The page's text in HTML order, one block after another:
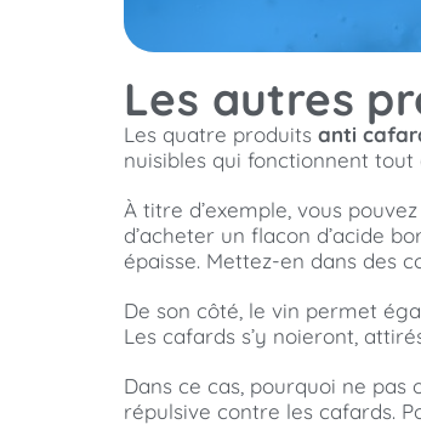
Les autres
Les quatre produits anti
nuisibles qui fonctionnent tout
À titre d’exemple, vous
d’acheter un flacon d’acide
épaisse. Mettez-en dans des
De son côté, le vin permet
Les cafards s’y noieront,
Dans ce cas, pourquoi ne
répulsive contre les cafards.